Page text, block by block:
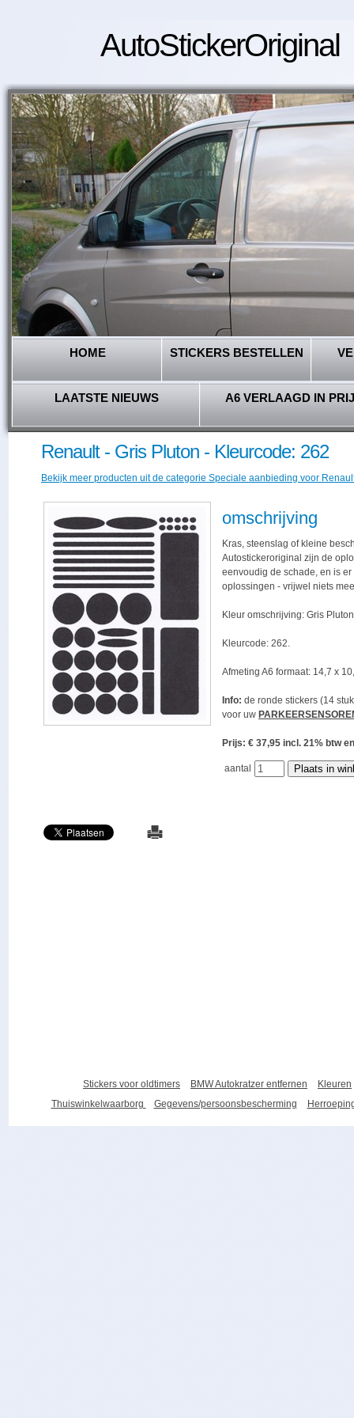
AutoStickerOriginal
HOME STICKERS BESTELLEN
LAATSTE NIEUWS A6 VERLAAGD IN
Renault - Gris Pluton - Kleurcode: 262
Bekijk meer producten uit de categorie Speciale aanbieding voor
omschrijving
Kras, steenslag of kleine
Autostickeroriginal zijn de
eenvoudig de schade, en is
oplossingen - vrijwel niets
Kleur omschrijving: Gris
Kleurcode: 262.
Afmeting A6 formaat: 14,7 x
Info: de ronde stickers (14
voor uw
Prijs: € 37,95 incl. 21% btw
aantal
Stickers voor oldtimers BMW Autokratzer entfernen
Kleuren
Thuiswinkelwaarborg
Gegevens/persoonsbescherming